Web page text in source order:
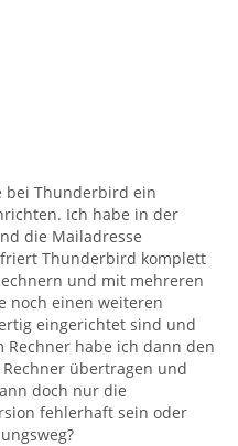
bei Thunderbird ein
Ich habe in der
die Mailadresse
Thunderbird komplett
und mit mehreren
noch einen weiteren
eingerichtet sind und
habe ich dann den
übertragen und
doch nur die
fehlerhaft sein oder